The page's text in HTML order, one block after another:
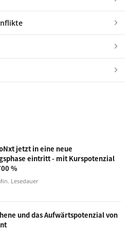
jetzt in eine neue
eintritt - mit Kurspotenzial
%
Lesedauer
und das Aufwärtspotenzial von